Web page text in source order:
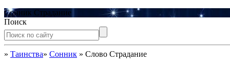
Сонник Страдание
Поиск
» Таинства» Сонник » Слово Страдание